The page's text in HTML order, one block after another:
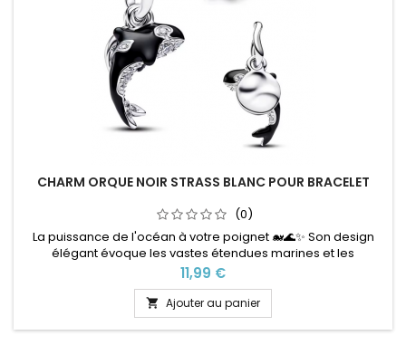
CHARM ORQUE NOIR STRASS BLANC POUR BRACELET
(0)
La puissance de l'océan à votre poignet 🐋🌊✨ Son design
élégant évoque les vastes étendues marines et les
rencontres inoubliables avec la faune sauvage. Idéal pour
les amoureux de la mer, des animaux marins ou des grands
voyages, ce charm apportera une touche d'élégance et de
caractère à votre bracelet. Portez-le comme le souvenir
d'une escapade au bord de...
Prix
11,99 €
 Ajouter au panier